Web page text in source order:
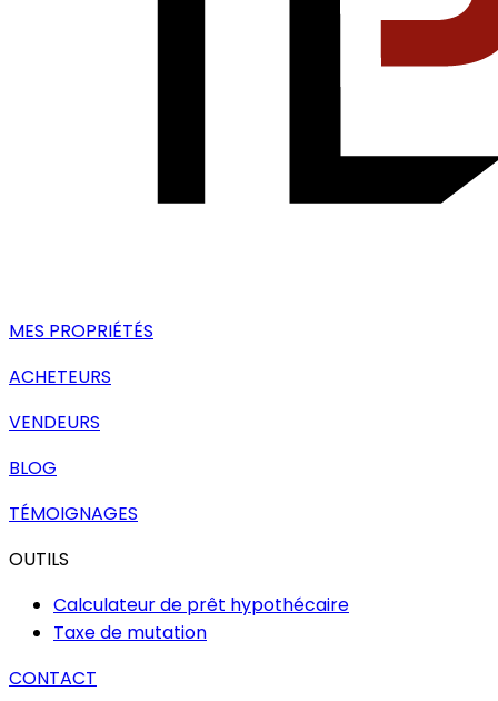
MES PROPRIÉTÉS
ACHETEURS
VENDEURS
BLOG
TÉMOIGNAGES
OUTILS
Calculateur de prêt hypothécaire
Taxe de mutation
CONTACT